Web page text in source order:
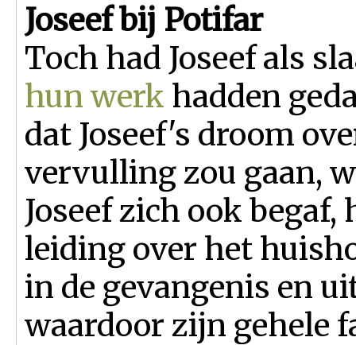
Joseef bij Potifar
Toch had Joseef als
hun werk hadden
dat Joseef's droom
vervulling zou gaan,
Joseef zich ook
leiding over het
in de gevangenis en
waardoor zijn gehele